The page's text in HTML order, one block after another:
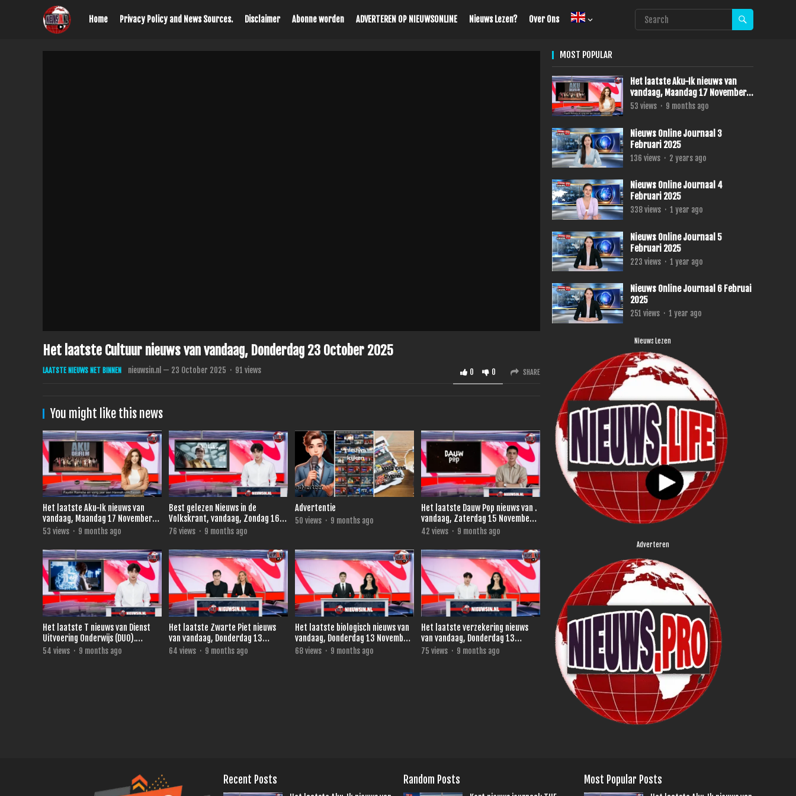
Home Privacy Policy and News Sources. Disclaimer Abonne worden ADVERTEREN OP NIEUWSONLINE Nieuws Lezen? Over Ons
Het laatste Cultuur nieuws van vandaag, Donderdag 23 October 2025
LAATSTE NIEUWS NET BINNEN nieuwsin.nl — 23 October 2025 · 91 views 0 0 SHARE
You might like this news
Het laatste Aku-Ik nieuws van
vandaag, Maandag 17 November
2025.
53 views · 9 months ago
Best gelezen Nieuws in de
Volkskrant, vandaag, Zondag 16
November 2025
76 views · 9 months ago
Advertentie
50 views · 9 months ago
Het laatste Dauw Pop nieuws van .
vandaag, Zaterdag 15 November
2025
42 views · 9 months ago
Het laatste T nieuws van Dienst
Uitvoering Onderwijs (DUO).
vandaag, Vrijdag 14 November
54 views · 9 months ago
Het laatste Zwarte Piet nieuws
van vandaag, Donderdag 13
November 2025.
64 views · 9 months ago
Het laatste biologisch nieuws van
vandaag, Donderdag 13 November
2025.
68views · 9 months ago
Het laatste verzekering nieuws
van vandaag, Donderdag 13
November 2025.
75 views · 9 months ago
MOST POPULAR
Het laatste Aku-Ik nieuws van
vandaag, Maandag 17 November
2025.
53 views · 9 months ago
Nieuws Online Journaal 3
Februari 2025
136 views · 2 years ago
Nieuws Online Journaal 4
Februari 2025
338views · 1 year ago
Nieuws Online Journaal 5
Februari 2025
223 views · 1 year ago
Nieuws Online Journaal 6 Februai
2025
251 views · 1 year ago
Nieuws Lezen
Adverteren
Recent Posts Random Posts Most Popular Posts